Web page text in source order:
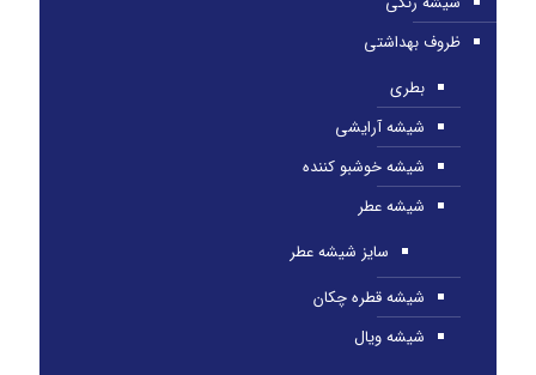
ظروف بهداشتی
بطری
شیشه آرایشی
شیشه خوشبو کننده
شیشه عطر
سایز شیشه عطر
شیشه قطره چکان
شیشه ویال